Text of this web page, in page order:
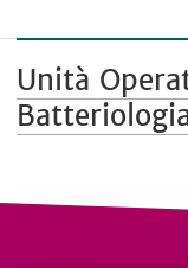
Unità